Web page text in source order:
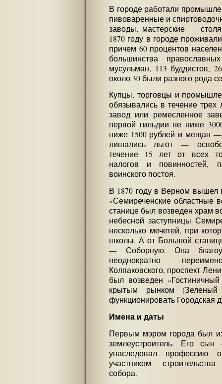
В городе работали
пивоваренные и
заводы, мастерские —
1870 году в городе
причем 60 процентов
большинства
мусульман, 113 буддистов,
около 30 были разного рода
Купцы, торговцы и
обязывались в течение
завод или ремесленное
первой гильдии не ниже
ниже 1500 рублей и мещан
лишались льгот —
течение 15 лет от всех
налогов и повинностей,
воинского постоя.
В 1870 году в Верном вышел
«Семиреченские областные
станице был возведен храм
небесной заступницы
несколько мечетей, при
школы. А от Большой
— Соборную. Она
неоднократно
Колпаковского, проспект
был возведен
крытым рынком
функционировать Городская
Имена и даты
Первым мэром города был
землеустроитель. Его
унаследовал профессию
участником
собора.